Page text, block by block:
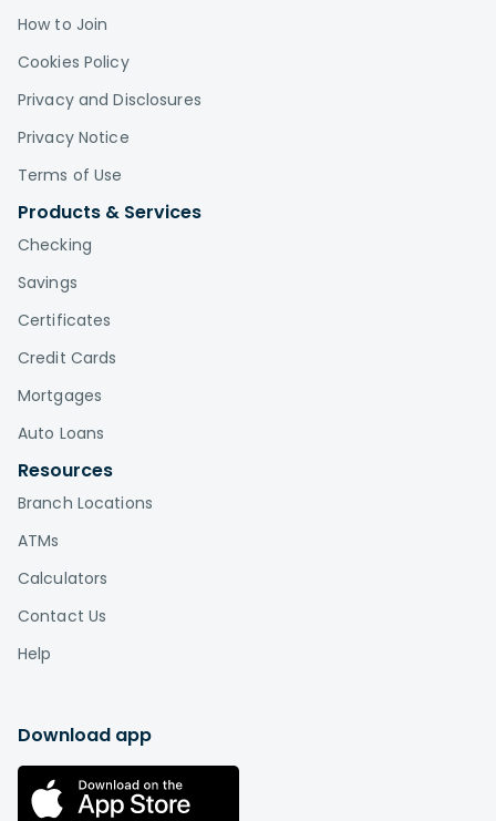
How to Join
Cookies Policy
Privacy and Disclosures
Privacy Notice
Terms of Use
Products & Services
Checking
Savings
Certificates
Credit Cards
Mortgages
Auto Loans
Resources
Branch Locations
ATMs
Calculators
Contact Us
Help
Download app